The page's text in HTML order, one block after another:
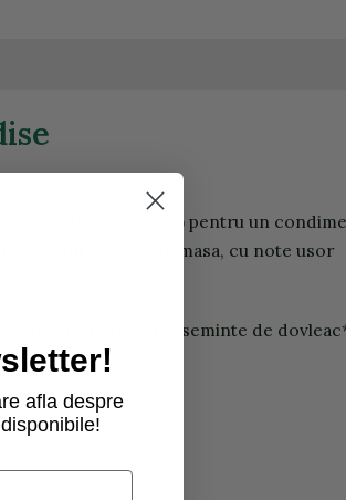
rozmarin, piper etc.) pentru un
de sare de masa, cu note usor
usturoi*, rozmarin*, seminte de
afla despre